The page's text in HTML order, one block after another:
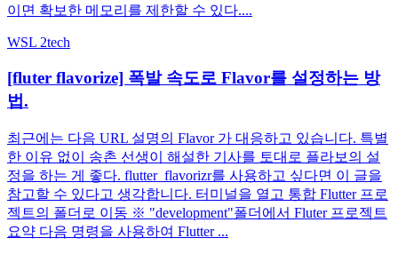
이면 확보한 메모리를 제한할 수 있다....
WSL 2tech
[fluter flavorize] 폭발 속도로 Flavor를 설정하는 방
법.
최근에는 다음 URL 설명의 Flavor 가 대응하고 있습니다. 특별
한 이유 없이 송촌 선생이 해설한 기사를 토대로 플라보의 설
정을 하는 게 좋다. flutter_flavorizr를 사용하고 싶다면 이 글을
참고할 수 있다고 생각합니다. 터미널을 열고 통합 Flutter 프로
젝트의 폴더로 이동 ※ "development"폴더에서 Fluter 프로젝트
요약 다음 명령을 사용하여 Flutter ...